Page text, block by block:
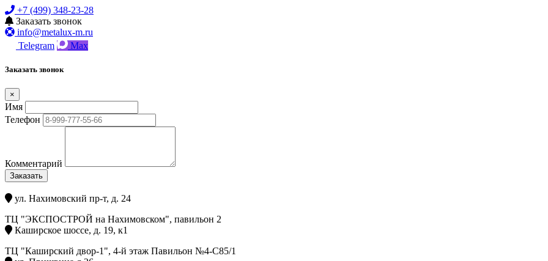
+7 (499) 348-23-28
Заказать звонок
info@metalux-m.ru
Telegram
Max
Заказать звонок
×
Имя
Телефон
Комментарий
Заказать
ул. Нахимовский пр-т, д. 24
ТЦ "ЭКСПОСТРОЙ на Нахимовском", павильон 2
Каширское шоссе, д. 19, к1
ТЦ "Каширский двор-1", 4-й этаж Павильон №4-С85/1